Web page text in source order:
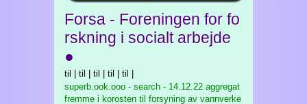
Forsa - Foreningen for fo
rskning i socialt arbejde
●
til | til | til | til | til |
superb.ook.ooo - search - 14.12.22 aggregat
fremme i korosten til forsyning av vannverke